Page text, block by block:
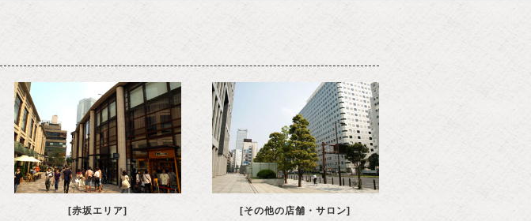
[赤坂エリア] [その他の店舗・サロン]